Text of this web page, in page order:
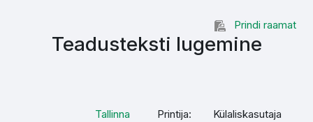
Prindi raamat
Teadusteksti lugemine
Tallinna
Printija:
Külaliskasutaja